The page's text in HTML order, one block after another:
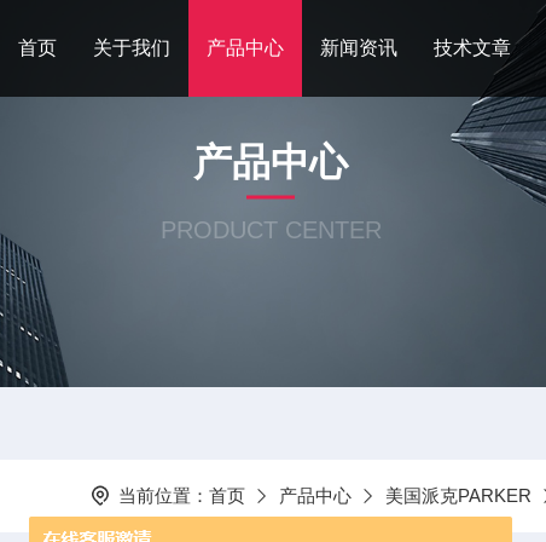
首页 关于我们 产品中心 新闻资讯 技术文章
产品中心
PRODUCT CENTER
当前位置： 首页 产品中心 美国派克PARKER